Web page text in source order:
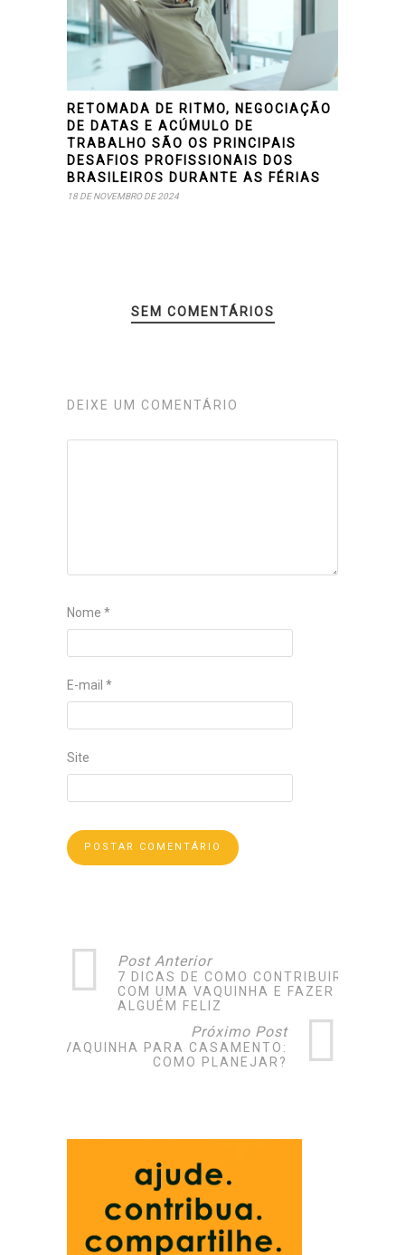
RETOMADA DE RITMO, NEGOCIAÇÃO
DE DATAS E ACÚMULO DE
TRABALHO SÃO OS PRINCIPAIS
DESAFIOS PROFISSIONAIS DOS
BRASILEIROS DURANTE AS FÉRIAS
18 DE NOVEMBRO DE 2024
SEM COMENTÁRIOS
DEIXE UM COMENTÁRIO
Nome *
E-mail *
Site
Post Anterior
7 DICAS DE COMO CONTRIBUIR
COM UMA VAQUINHA E FAZER
ALGUÉM FELIZ
Próximo Post
VAQUINHA PARA CASAMENTO:
COMO PLANEJAR?